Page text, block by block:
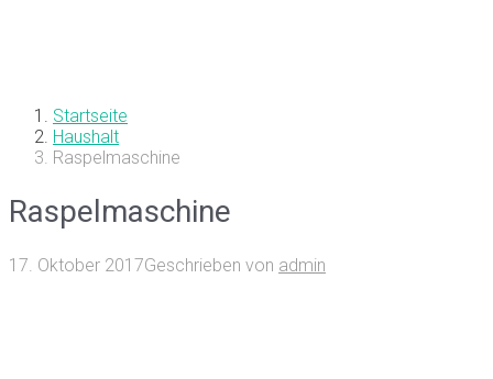
Startseite
Haushalt
Raspelmaschine
Raspelmaschine
17. Oktober 2017Geschrieben von admin